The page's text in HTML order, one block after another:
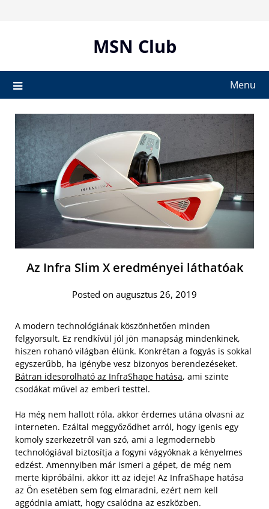
MSN Club
Menu
Az Infra Slim X eredményei láthatóak
Posted on augusztus 26, 2019
A modern technológiának köszönhetően minden
felgyorsult. Ez rendkívül jól jön manapság mindenkinek,
hiszen rohanó világban élünk. Konkrétan a fogyás is sokkal
egyszerűbb, ha igénybe vesz bizonyos berendezéseket.
Bátran idesorolható az InfraShape hatása, ami szinte
csodákat művel az emberi testtel.
Ha még nem hallott róla, akkor érdemes utána olvasni az
interneten. Ezáltal meggyőződhet arról, hogy igenis egy
komoly szerkezetről van szó, ami a legmodernebb
technológiával biztosítja a fogyni vágyóknak a kényelmes
edzést. Amennyiben már ismeri a gépet, de még nem
merte kipróbálni, akkor itt az ideje! Az InfraShape hatása
az Ön esetében sem fog elmaradni, ezért nem kell
aggódnia amiatt, hogy csalódna az eszközben.